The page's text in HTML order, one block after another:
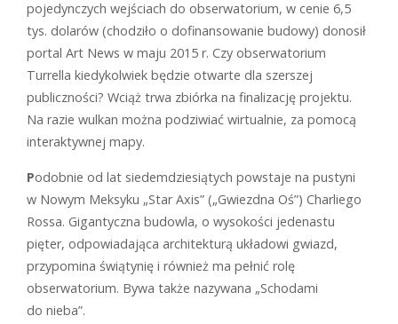
pojedynczych wejściach do obserwatorium, w cenie 6,5
tys. dolarów (chodziło o dofinansowanie budowy) donosił
portal Art News w maju 2015 r. Czy obserwatorium
Turrella kiedykolwiek będzie otwarte dla szerszej
publiczności? Wciąż trwa zbiórka na finalizację projektu.
Na razie wulkan można podziwiać wirtualnie, za pomocą
interaktywnej mapy.
Podobnie od lat siedemdziesiątych powstaje na pustyni
w Nowym Meksyku „Star Axis” („Gwiezdna Oś”) Charliego
Rossa. Gigantyczna budowla, o wysokości jedenastu
pięter, odpowiadająca architekturą układowi gwiazd,
przypomina świątynię i również ma pełnić rolę
obserwatorium. Bywa także nazywana „Schodami
do nieba”.